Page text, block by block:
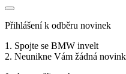
Přihlášení k odběru novinek
1. Spojte se BMW invelt
2. Neunikne Vám žádná